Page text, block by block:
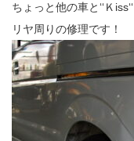
ちょっと他の車と‘‘Ｋ
リヤ周りの修理です！